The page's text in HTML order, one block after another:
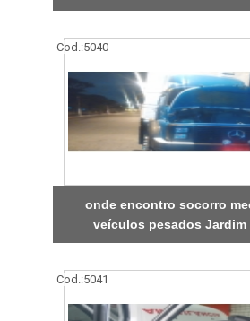
Cod.:5040
onde encontro socorro
veículos pesados Jardim
Cod.:5041